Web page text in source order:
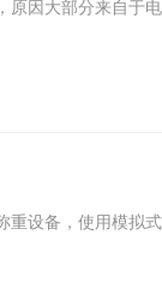
因大部分来自于
设备，使用模拟